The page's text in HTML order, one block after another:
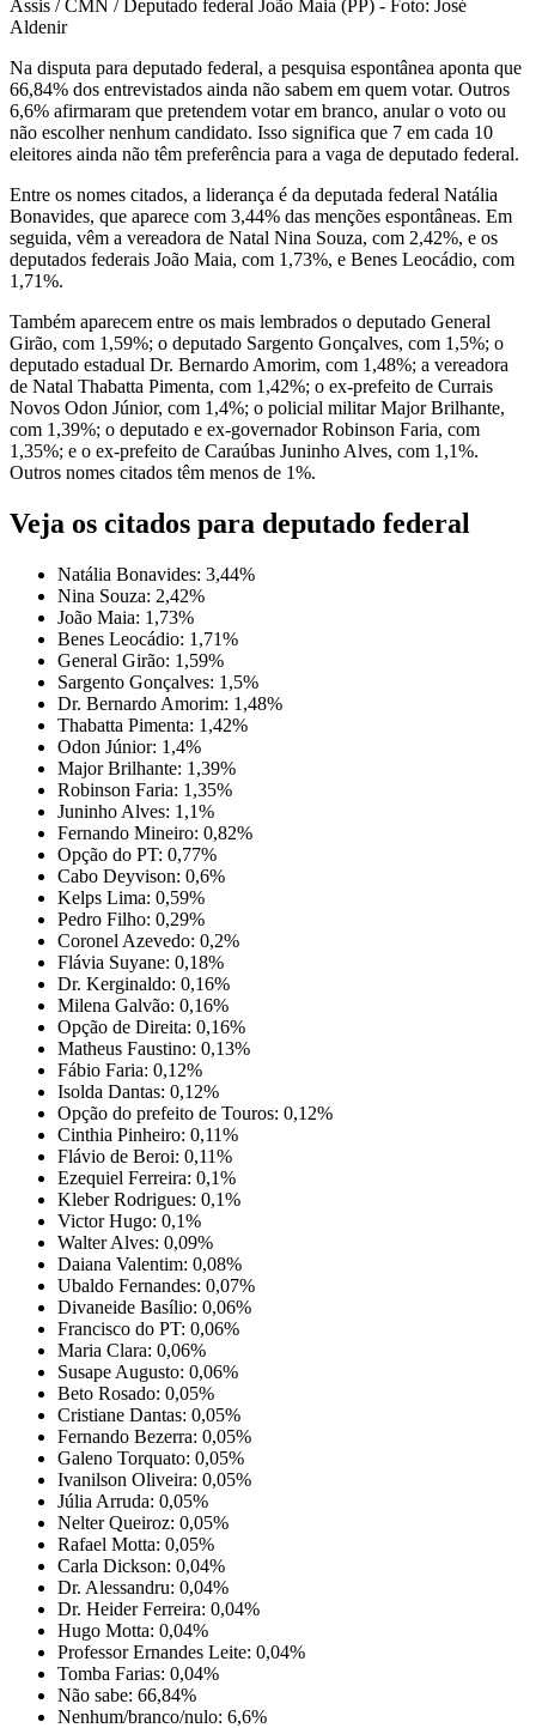
Assis / CMN / Deputado federal João Maia (PP) - Foto: José
Aldenir
Na disputa para deputado federal, a pesquisa espontânea aponta que
66,84% dos entrevistados ainda não sabem em quem votar. Outros
6,6% afirmaram que pretendem votar em branco, anular o voto ou
não escolher nenhum candidato. Isso significa que 7 em cada 10
eleitores ainda não têm preferência para a vaga de deputado federal.
Entre os nomes citados, a liderança é da deputada federal Natália
Bonavides, que aparece com 3,44% das menções espontâneas. Em
seguida, vêm a vereadora de Natal Nina Souza, com 2,42%, e os
deputados federais João Maia, com 1,73%, e Benes Leocádio, com
1,71%.
Também aparecem entre os mais lembrados o deputado General
Girão, com 1,59%; o deputado Sargento Gonçalves, com 1,5%; o
deputado estadual Dr. Bernardo Amorim, com 1,48%; a vereadora
de Natal Thabatta Pimenta, com 1,42%; o ex-prefeito de Currais
Novos Odon Júnior, com 1,4%; o policial militar Major Brilhante,
com 1,39%; o deputado e ex-governador Robinson Faria, com
1,35%; e o ex-prefeito de Caraúbas Juninho Alves, com 1,1%.
Outros nomes citados têm menos de 1%.
Veja os citados para deputado federal
Natália Bonavides: 3,44%
Nina Souza: 2,42%
João Maia: 1,73%
Benes Leocádio: 1,71%
General Girão: 1,59%
Sargento Gonçalves: 1,5%
Dr. Bernardo Amorim: 1,48%
Thabatta Pimenta: 1,42%
Odon Júnior: 1,4%
Major Brilhante: 1,39%
Robinson Faria: 1,35%
Juninho Alves: 1,1%
Fernando Mineiro: 0,82%
Opção do PT: 0,77%
Cabo Deyvison: 0,6%
Kelps Lima: 0,59%
Pedro Filho: 0,29%
Coronel Azevedo: 0,2%
Flávia Suyane: 0,18%
Dr. Kerginaldo: 0,16%
Milena Galvão: 0,16%
Opção de Direita: 0,16%
Matheus Faustino: 0,13%
Fábio Faria: 0,12%
Isolda Dantas: 0,12%
Opção do prefeito de Touros: 0,12%
Cinthia Pinheiro: 0,11%
Flávio de Beroi: 0,11%
Ezequiel Ferreira: 0,1%
Kleber Rodrigues: 0,1%
Victor Hugo: 0,1%
Walter Alves: 0,09%
Daiana Valentim: 0,08%
Ubaldo Fernandes: 0,07%
Divaneide Basílio: 0,06%
Francisco do PT: 0,06%
Maria Clara: 0,06%
Susape Augusto: 0,06%
Beto Rosado: 0,05%
Cristiane Dantas: 0,05%
Fernando Bezerra: 0,05%
Galeno Torquato: 0,05%
Ivanilson Oliveira: 0,05%
Júlia Arruda: 0,05%
Nelter Queiroz: 0,05%
Rafael Motta: 0,05%
Carla Dickson: 0,04%
Dr. Alessandru: 0,04%
Dr. Heider Ferreira: 0,04%
Hugo Motta: 0,04%
Professor Ernandes Leite: 0,04%
Tomba Farias: 0,04%
Não sabe: 66,84%
Nenhum/branco/nulo: 6,6%